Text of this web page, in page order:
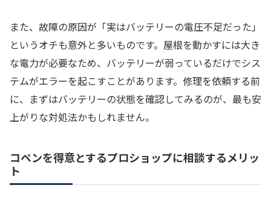
また、故障の原因が「実はバッテリーの電圧不足だった」
というオチも意外と多いものです。屋根を動かすには大き
な電力が必要なため、バッテリーが弱っているだけでシス
テムがエラーを起こすことがあります。修理を依頼する前
に、まずはバッテリーの状態を確認してみるのが、最も安
上がりな対処法かもしれません。
コペンを得意とするプロショップに相談するメリッ
ト